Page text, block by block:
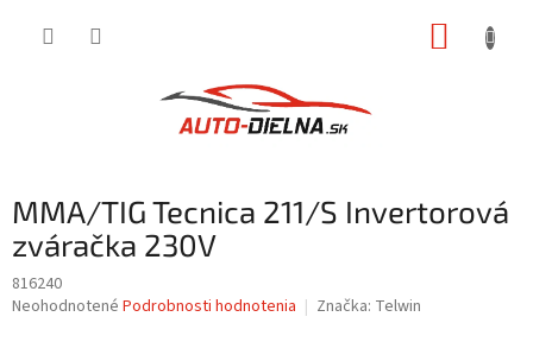
MMA/TIG Tecnica 211/S Invertorová
zváračka 230V
816240
Priemerné
Neohodnotené Podrobnosti hodnotenia Značka: Telwin